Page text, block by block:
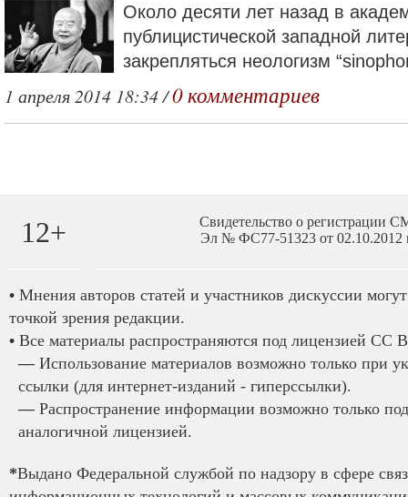
Около десяти лет назад в
публицистической западной
закрепляться неологизм
1 апреля 2014 18:34 /0 комментариев
12+
Свидетельство о регистрации
Эл № ФС77-51323 от 02.10.2012
• Мнения авторов статей и участников дискуссии
точкой зрения редакции.
• Все материалы распространяются под лицензией CC
—Использование материалов возможно только при
ссылки (для интернет-изданий - гиперссылки).
—Распространение информации возможно только
аналогичной лицензией.
*Выдано Федеральной службой по надзору в сфере